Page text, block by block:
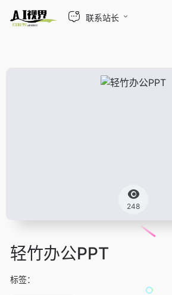
联系站长
248
轻竹办公PPT
标签：